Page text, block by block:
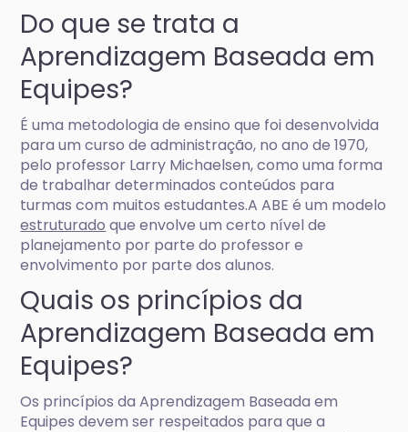
Do que se trata a
Aprendizagem Baseada em
Equipes?
É uma metodologia de ensino que foi desenvolvida
para um curso de administração, no ano de 1970,
pelo professor Larry Michaelsen, como uma forma
de trabalhar determinados conteúdos para
turmas com muitos estudantes.A ABE é um modelo
estruturado que envolve um certo nível de
planejamento por parte do professor e
envolvimento por parte dos alunos.
Quais os princípios da
Aprendizagem Baseada em
Equipes?
Os princípios da Aprendizagem Baseada em
Equipes devem ser respeitados para que a